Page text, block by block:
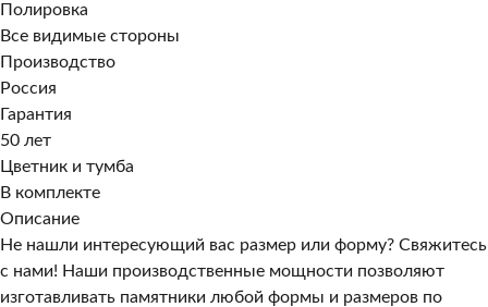
Полировка
Все видимые стороны
Производство
Россия
Гарантия
50 лет
Цветник и тумба
В комплекте
Описание
Не нашли интересующий вас размер или форму? Свяжитесь
с нами! Наши производственные мощности позволяют
изготавливать памятники любой формы и размеров по